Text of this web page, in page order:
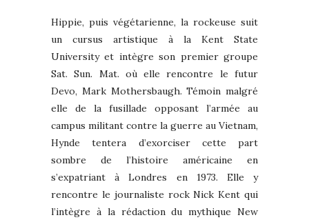
Hippie, puis végétarienne, la rockeuse suit
un cursus artistique à la Kent State
University et intègre son premier groupe
Sat. Sun. Mat. où elle rencontre le futur
Devo, Mark Mothersbaugh. Témoin malgré
elle de la fusillade opposant l’armée au
campus militant contre la guerre au Vietnam,
Hynde tentera d’exorciser cette part
sombre de l’histoire américaine en
s’expatriant à Londres en 1973. Elle y
rencontre le journaliste rock Nick Kent qui
l’intègre à la rédaction du mythique New